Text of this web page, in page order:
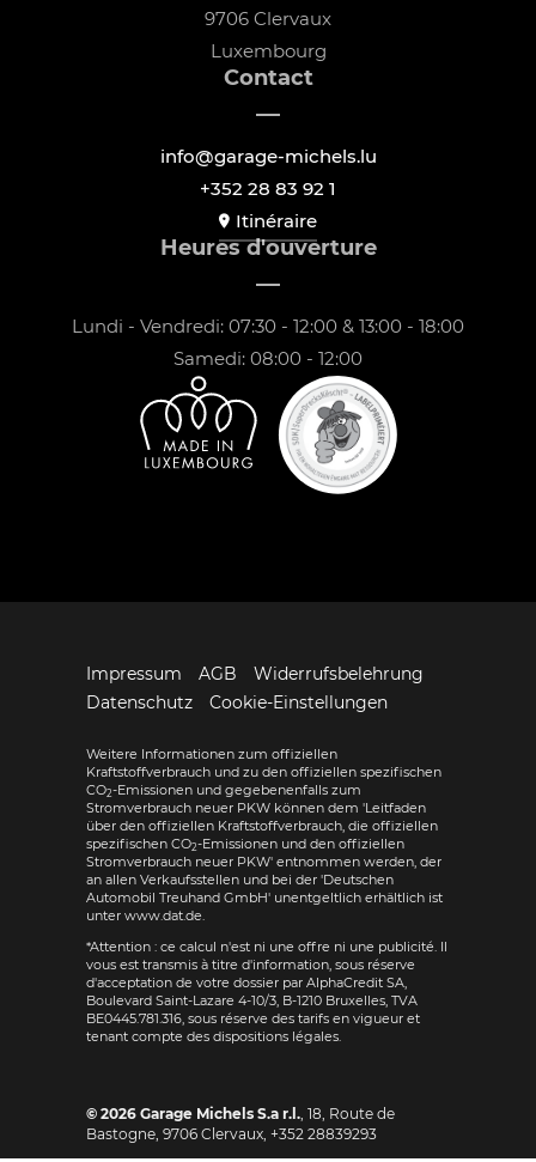
9706 Clervaux
Luxembourg
Contact
info@garage-michels.lu
+352 28 83 92 1
Itinéraire
Heures d'ouverture
Lundi - Vendredi: 07:30 - 12:00 & 13:00 - 18:00
Samedi: 08:00 - 12:00
Impressum AGB
Widerrufsbelehrung
Datenschutz
Cookie-Einstellungen
Weitere Informationen zum offiziellen
Kraftstoffverbrauch und zu den offiziellen spezifischen
CO2-Emissionen und gegebenenfalls zum
Stromverbrauch neuer PKW können dem 'Leitfaden
über den offiziellen Kraftstoffverbrauch, die offiziellen
spezifischen CO2-Emissionen und den offiziellen
Stromverbrauch neuer PKW' entnommen werden, der
an allen Verkaufsstellen und bei der 'Deutschen
Automobil Treuhand GmbH' unentgeltlich erhältlich ist
unter www.dat.de.
*Attention : ce calcul n'est ni une offre ni une publicité. Il
vous est transmis à titre d'information, sous réserve
d'acceptation de votre dossier par AlphaCredit SA,
Boulevard Saint-Lazare 4-10/3, B-1210 Bruxelles, TVA
BE0445.781.316, sous réserve des tarifs en vigueur et
tenant compte des dispositions légales.
© 2026 Garage Michels S.a r.l., 18, Route de
Bastogne, 9706 Clervaux, +352 28839293